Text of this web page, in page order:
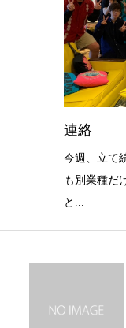
連絡
今週、立て
も別業種だ
と...